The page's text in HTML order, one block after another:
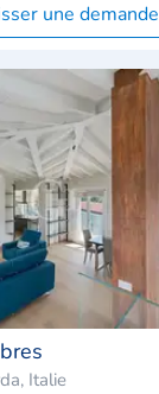
une demande
Italie